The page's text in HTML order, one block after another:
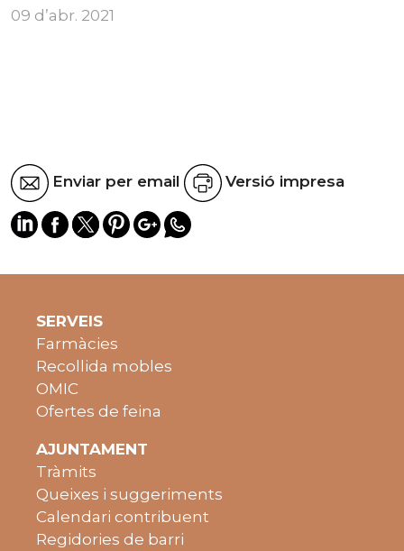
09 d’abr. 2021
Enviar per email Versió impresa
SERVEIS
Farmàcies
Recollida mobles
OMIC
Ofertes de feina
AJUNTAMENT
Tràmits
Queixes i suggeriments
Calendari contribuent
Regidories de barri